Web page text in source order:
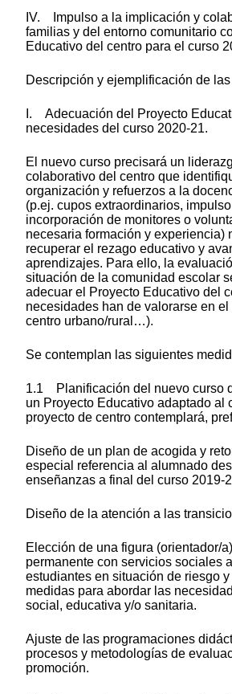
IV. Impulso a la implicación y
familias y del entorno comunitario
Educativo del centro para el curso
Descripción y ejemplificación de
I. Adecuación del Proyecto
necesidades del curso 2020-21.
El nuevo curso precisará un
colaborativo del centro que
organización y refuerzos a la
(p.ej. cupos extraordinarios,
incorporación de monitores o
necesaria formación y experiencia)
recuperar el rezago educativo y
aprendizajes. Para ello, la
situación de la comunidad escolar
adecuar el Proyecto Educativo del
necesidades han de valorarse en
centro urbano/rural…).
Se contemplan las siguientes
1.1 Planificación del nuevo curso
un Proyecto Educativo adaptado al
proyecto de centro contemplará,
Diseño de un plan de acogida y
especial referencia al alumnado
enseñanzas a final del curso 2019-
Diseño de la atención a las
Elección de una figura (orientador/
permanente con servicios sociales
estudiantes en situación de riesgo
medidas para abordar las
social, educativa y/o sanitaria.
Ajuste de las programaciones
procesos y metodologías de
promoción.